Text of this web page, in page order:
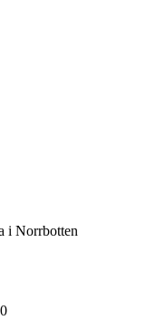
i Norrbotten